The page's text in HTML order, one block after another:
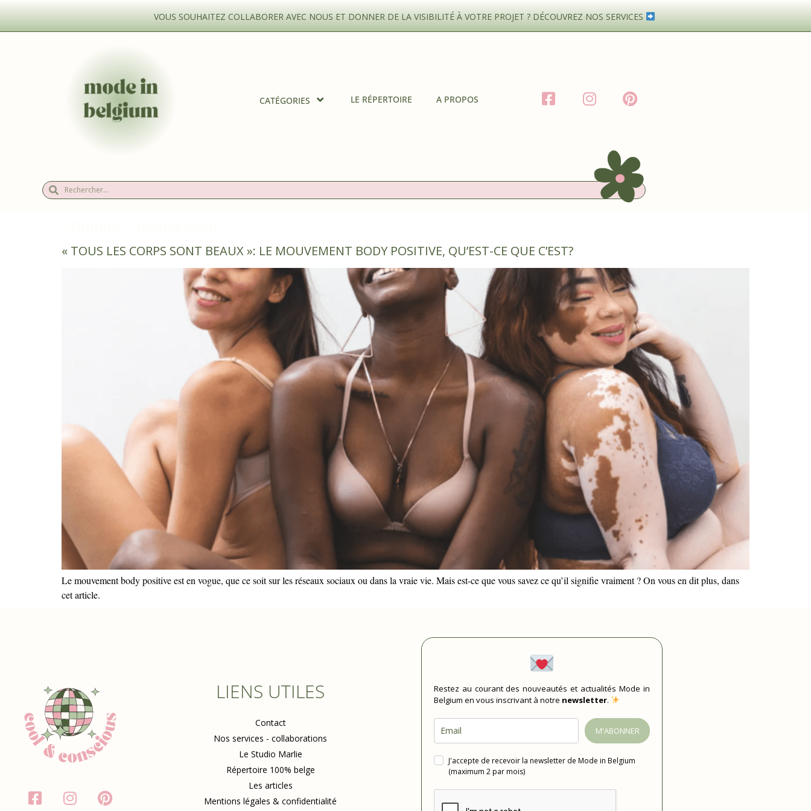
VOUS SOUHAITEZ COLLABORER AVEC NOUS ET DONNER DE LA VISIBILITÉ À VOTRE PROJET ? DÉCOUVREZ NOS SERVICES
CATÉGORIES LE RÉPERTOIRE A PROPOS
« TOUS LES CORPS SONT BEAUX »: LE MOUVEMENT BODY POSITIVE, QU’EST-CE QUE C’EST?
Le mouvement body positive est en vogue, que ce soit sur les réseaux sociaux ou dans la vraie vie. Mais est-ce que vous savez ce qu’il signifie vraiment ? On vous en dit plus, dans
cet article.
LIENS UTILES
Contact
Nos services - collaborations
Le Studio Marlie
Répertoire 100% belge
Les articles
Mentions légales & confidentialité
Restez au courant des nouveautés et actualités Mode in
Belgium en vous inscrivant à notre newsletter.
M'ABONNER
J'accepte de recevoir la newsletter de Mode in Belgium
(maximum 2 par mois)